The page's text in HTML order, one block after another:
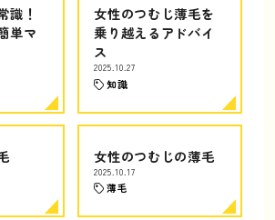
識！
単マ
女性のつむじ薄毛を
乗り越えるアドバイ
ス
2025.10.27
知識
女性のつむじの薄毛
2025.10.17
薄毛